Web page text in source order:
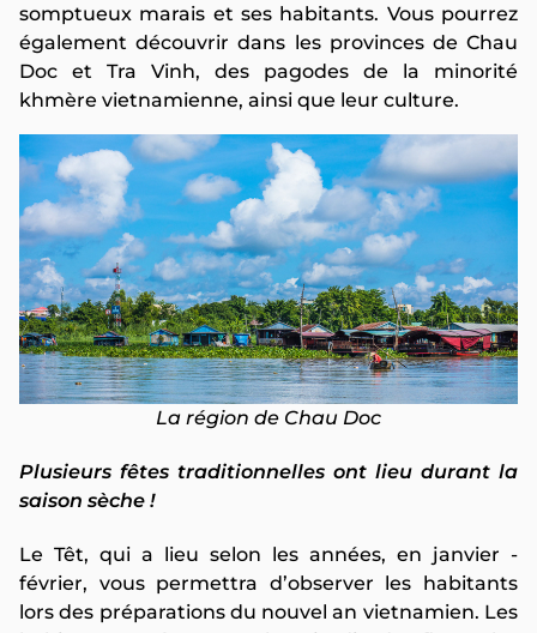
somptueux marais et ses habitants. Vous pourrez
également découvrir dans les provinces de Chau
Doc et Tra Vinh, des pagodes de la minorité
khmère vietnamienne, ainsi que leur culture.
La région de Chau Doc
Plusieurs fêtes traditionnelles ont lieu durant la
saison sèche !
Le Têt, qui a lieu selon les années, en janvier -
février, vous permettra d’observer les habitants
lors des préparations du nouvel an vietnamien. Les